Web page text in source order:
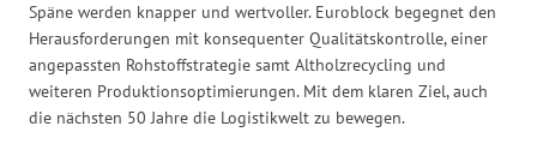
Späne werden knapper und wertvoller. Euroblock begegnet den
Herausforderungen mit konsequenter Qualitätskontrolle, einer
angepassten Rohstoffstrategie samt Altholzrecycling und
weiteren Produktionsoptimierungen. Mit dem klaren Ziel, auch
die nächsten 50 Jahre die Logistikwelt zu bewegen.